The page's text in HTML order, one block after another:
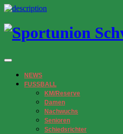
NEWS
FUSSBALL
KM/Reserve
Damen
Nachwuchs
Senioren
Schiedsrichter